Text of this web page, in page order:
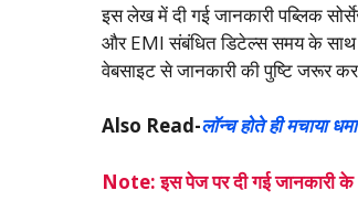
इस लेख में दी गई जानकारी पब्लिक
और EMI संबंधित डिटेल्स समय के साथ
वेबसाइट से जानकारी की पुष्टि जरूर
Also Read-लॉन्च होते ही मचाया
Note: इस पेज पर दी गई जानकारी के